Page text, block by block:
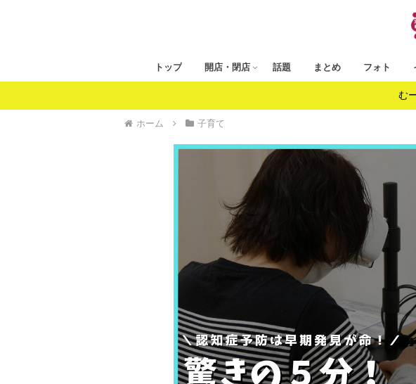
トップ 開店・閉店 話題 まとめ フォト
む
ホーム 子育て